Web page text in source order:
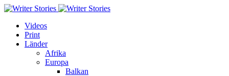
Videos
Print
Länder
Afrika
Europa
Balkan